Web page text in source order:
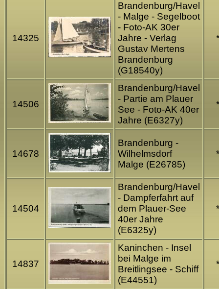
14325
Brandenburg/Havel
- Malge - Segelboot
- Foto-AK 30er
Jahre - Verlag
Gustav Mertens
Brandenburg
(G18540y)
*
14506
Brandenburg/Havel
- Partie am Plauer
See - Foto-AK 40er
Jahre (E6327y)
*
14678
Brandenburg -
Wilhelmsdorf
Malge (E26785)
*
14504
Brandenburg/Havel
- Dampferfahrt auf
dem Plauer-See
40er Jahre
(E6325y)
*
14837
Kaninchen - Insel
bei Malge im
Breitlingsee - Schiff
(E44551)
*